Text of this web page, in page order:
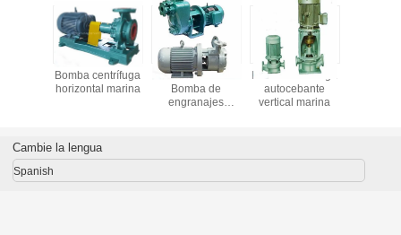
Bomba centrífuga
horizontal marina
Bomba marina
Bomba de
engranajes
eléctricos
Bomba centrífuga
autocebante
vertical marina
Cambie la lengua
Spanish